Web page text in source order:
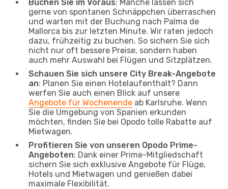
Buchen Sie im Voraus: Manche lassen sich
gerne von spontanen Schnäppchen überraschen
und warten mit der Buchung nach Palma de
Mallorca bis zur letzten Minute. Wir raten jedoch
dazu, frühzeitig zu buchen. So sichern Sie sich
nicht nur oft bessere Preise, sondern haben
auch mehr Auswahl bei Flügen und Sitzplätzen.
Schauen Sie sich unsere City Break-Angebote
an: Planen Sie einen Hotelaufenthalt? Dann
werfen Sie auch einen Blick auf unsere
Angebote für Wochenende ab Karlsruhe. Wenn
Sie die Umgebung von Spanien erkunden
möchten, finden Sie bei Opodo tolle Rabatte auf
Mietwagen.
Profitieren Sie von unseren Opodo Prime-
Angeboten: Dank einer Prime-Mitgliedschaft
sichern Sie sich exklusive Angebote für Flüge,
Hotels und Mietwagen und genießen dabei
maximale Flexibilität.